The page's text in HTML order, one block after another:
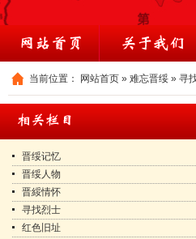
当前位置： 网站首页 » 难忘晋绥 » 寻
晋绥记忆
晋绥人物
晋綏情怀
寻找烈士
红色旧址